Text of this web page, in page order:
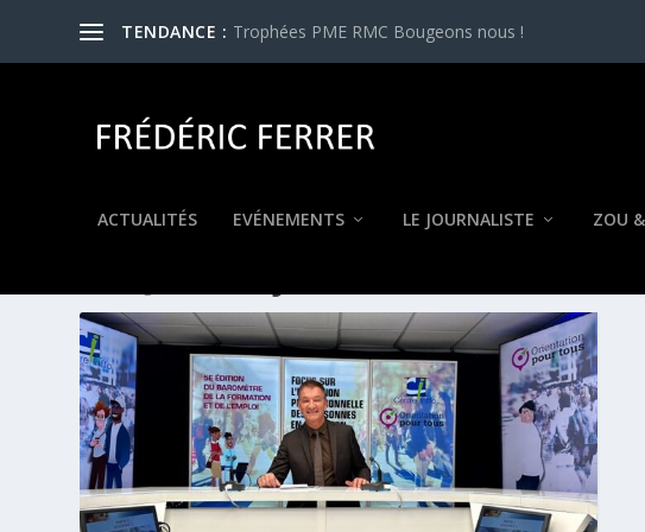
TENDANCE : Trophées PME RMC Bougeons nous !
ACTUALITÉS EVÉNEMENTS LE JOURNALISTE ZOU